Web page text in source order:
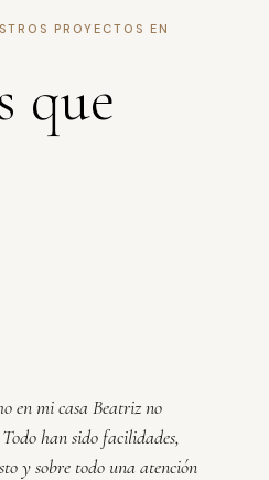
PROYECTOS EN
que
en mi casa Beatriz no
han sido facilidades,
y sobre todo una atención